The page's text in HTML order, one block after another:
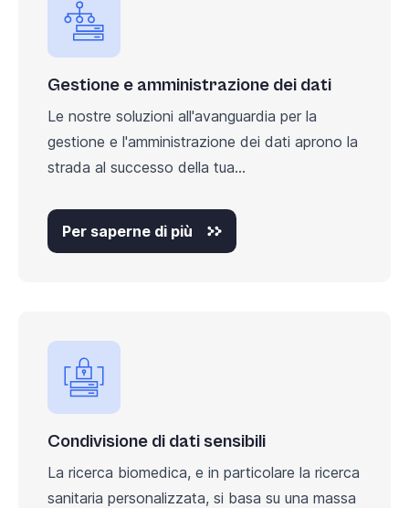
Gestione e amministrazione dei dati
Le nostre soluzioni all'avanguardia per la
gestione e l'amministrazione dei dati aprono la
strada al successo della tua...
Per saperne di più
Condivisione di dati sensibili
La ricerca biomedica, e in particolare la ricerca
sanitaria personalizzata, si basa su una massa